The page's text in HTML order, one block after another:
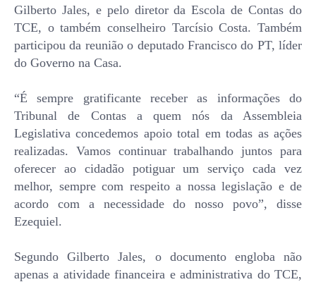
Gilberto Jales, e pelo diretor da Escola de Contas do
TCE, o também conselheiro Tarcísio Costa. Também
participou da reunião o deputado Francisco do PT, líder
do Governo na Casa.
“É sempre gratificante receber as informações do
Tribunal de Contas a quem nós da Assembleia
Legislativa concedemos apoio total em todas as ações
realizadas. Vamos continuar trabalhando juntos para
oferecer ao cidadão potiguar um serviço cada vez
melhor, sempre com respeito a nossa legislação e de
acordo com a necessidade do nosso povo”, disse
Ezequiel.
Segundo Gilberto Jales, o documento engloba não
apenas a atividade financeira e administrativa do TCE,